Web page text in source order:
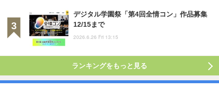
デジタル学園祭「第4回全情コン」作品募集
12/15まで
2026.6.26 Fri 13:15
ランキングをもっと見る